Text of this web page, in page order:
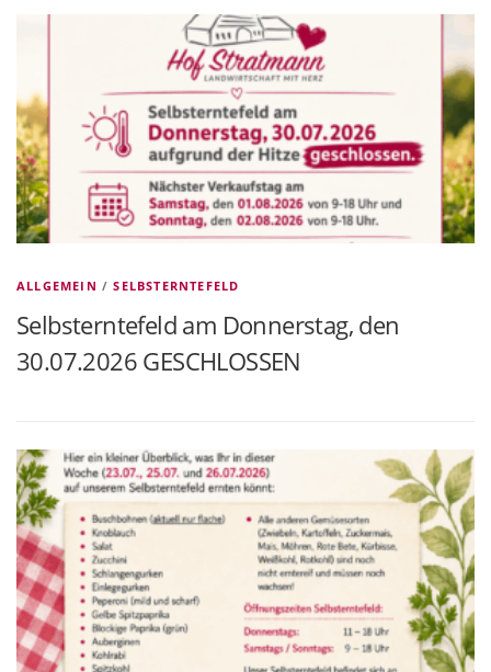
ALLGEMEIN /SELBSTERNTEFELD
Selbsterntefeld am Donnerstag, den
30.07.2026 GESCHLOSSEN